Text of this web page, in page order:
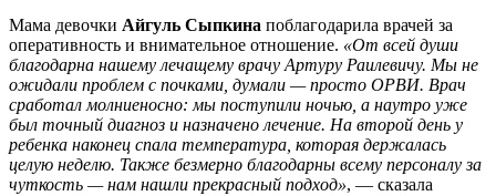
Мама девочки Айгуль Сыпкина поблагодарила врачей за
оперативность и внимательное отношение. «От всей души
благодарна нашему лечащему врачу Артуру Раилевичу. Мы не
ожидали проблем с почками, думали — просто ОРВИ. Врач
сработал молниеносно: мы поступили ночью, а наутро уже
был точный диагноз и назначено лечение. На второй день у
ребенка наконец спала температура, которая держалась
целую неделю. Также безмерно благодарны всему персоналу за
чуткость — нам нашли прекрасный подход», — сказала